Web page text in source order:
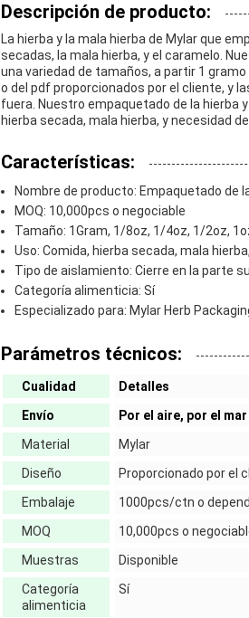
Descripción de producto:
La hierba y la mala hierba de Mylar que
secadas, la mala hierba, y el caramelo.
una variedad de tamaños, a partir 1
o del pdf proporcionados por el cliente, y
fuera. Nuestro empaquetado de la hierba
hierba secada, mala hierba, y necesidad
Características:
Nombre de producto: Empaquetado de
MOQ: 10,000pcs o negociable
Tamaño: 1Gram, 1/8oz, 1/4oz, 1/2oz,
Uso: Comida, hierba secada, mala
Tipo de aislamiento: Cierre en la parte
Categoría alimenticia: Sí
Especializado para: Mylar Herb
Parámetros técnicos:
Cualidad
Detalles
Envío
Por el aire, por el mar
Material
Mylar
Diseño
Proporcionado por el
Embalaje
1000pcs/ctn o
MOQ
10,000pcs o
Muestras
Disponible
Categoría
alimenticia
Sí